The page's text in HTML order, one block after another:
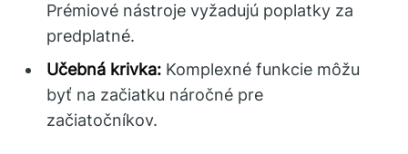
Prémiové nástroje vyžadujú poplatky za
predplatné.
Učebná krivka: Komplexné funkcie môžu
byť na začiatku náročné pre
začiatočníkov.